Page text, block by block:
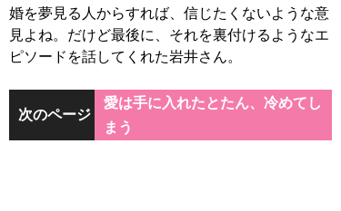
婚を夢見る人からすれば、信じたくないような意
見よね。だけど最後に、それを裏付けるようなエ
ピソードを話してくれた岩井さん。
次のページ
愛は手に入れたとたん、冷めてし
まう